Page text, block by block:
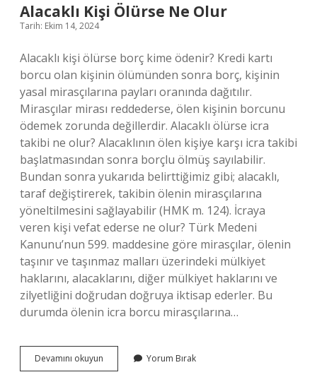
Alacaklı Kişi Ölürse Ne Olur
Tarih: Ekim 14, 2024
Alacaklı kişi ölürse borç kime ödenir? Kredi kartı
borcu olan kişinin ölümünden sonra borç, kişinin
yasal mirasçılarına payları oranında dağıtılır.
Mirasçılar mirası reddederse, ölen kişinin borcunu
ödemek zorunda değillerdir. Alacaklı ölürse icra
takibi ne olur? Alacaklının ölen kişiye karşı icra takibi
başlatmasından sonra borçlu ölmüş sayılabilir.
Bundan sonra yukarıda belirttiğimiz gibi; alacaklı,
taraf değiştirerek, takibin ölenin mirasçılarına
yöneltilmesini sağlayabilir (HMK m. 124). İcraya
veren kişi vefat ederse ne olur? Türk Medeni
Kanunu’nun 599. maddesine göre mirasçılar, ölenin
taşınır ve taşınmaz malları üzerindeki mülkiyet
haklarını, alacaklarını, diğer mülkiyet haklarını ve
zilyetliğini doğrudan doğruya iktisap ederler. Bu
durumda ölenin icra borcu mirasçılarına…
Devamını okuyun
Kişi
Yorum Bırak